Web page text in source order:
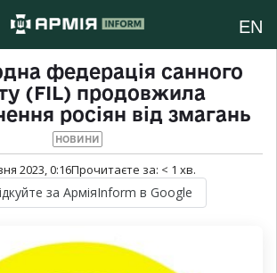
EN
федерація санного
(FIL) продовжила
росіян від змагань
НОВИНИ
2023, 0:16Прочитаєте за: < 1 хв.
за АрміяInform в Google